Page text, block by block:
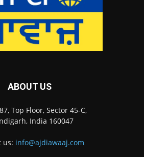
ABOUT US
Top Floor, Sector 45-C,
India 160047
us: info@ajdiawaaj.com